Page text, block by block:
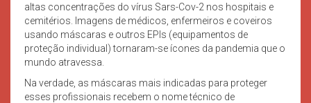
altas concentrações do vírus Sars-Cov-2 nos hospitais e
cemitérios. Imagens de médicos, enfermeiros e coveiros
usando máscaras e outros EPIs (equipamentos de
proteção individual) tornaram-se ícones da pandemia que o
mundo atravessa.
Na verdade, as máscaras mais indicadas para proteger
esses profissionais recebem o nome técnico de